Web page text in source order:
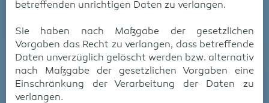
betreffenden unrichtigen Daten zu verlangen.
Sie haben nach Maßgabe der gesetzlichen
Vorgaben das Recht zu verlangen, dass betreffende
Daten unverzüglich gelöscht werden bzw. alternativ
nach Maßgabe der gesetzlichen Vorgaben eine
Einschränkung der Verarbeitung der Daten zu
verlangen.